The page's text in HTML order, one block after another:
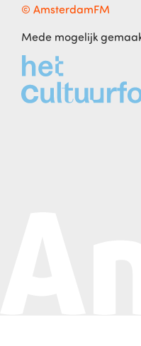
© AmsterdamFM
Mede mogelijk